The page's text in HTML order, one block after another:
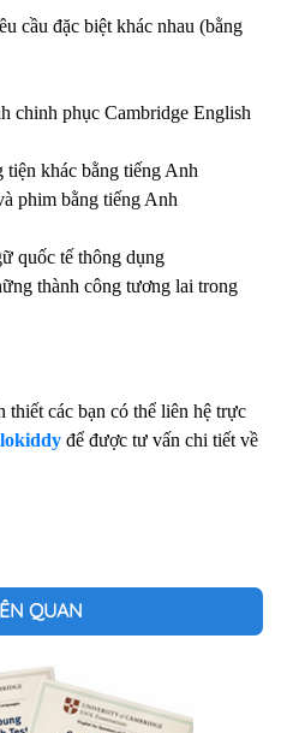
cầu đặc biệt khác nhau (bằng
chinh phục Cambridge English
tiện khác bằng tiếng Anh
phim bằng tiếng Anh
quốc tế thông dụng
thành công tương lai trong
các bạn có thể liên hệ trực
để được tư vấn chi tiết về
QUAN